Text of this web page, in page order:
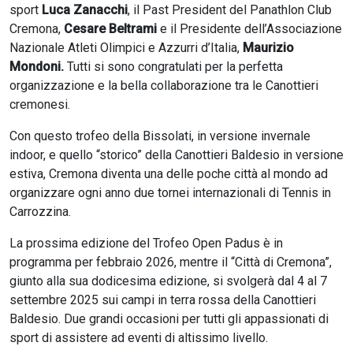
sport Luca Zanacchi, il Past President del Panathlon Club
Cremona, Cesare Beltrami e il Presidente dell’Associazione
Nazionale Atleti Olimpici e Azzurri d’Italia, Maurizio
Mondoni. Tutti si sono congratulati per la perfetta
organizzazione e la bella collaborazione tra le Canottieri
cremonesi.
Con questo trofeo della Bissolati, in versione invernale
indoor, e quello “storico” della Canottieri Baldesio in versione
estiva, Cremona diventa una delle poche città al mondo ad
organizzare ogni anno due tornei internazionali di Tennis in
Carrozzina.
La prossima edizione del Trofeo Open Padus è in
programma per febbraio 2026, mentre il “Città di Cremona”,
giunto alla sua dodicesima edizione, si svolgerà dal 4 al 7
settembre 2025 sui campi in terra rossa della Canottieri
Baldesio. Due grandi occasioni per tutti gli appassionati di
sport di assistere ad eventi di altissimo livello.